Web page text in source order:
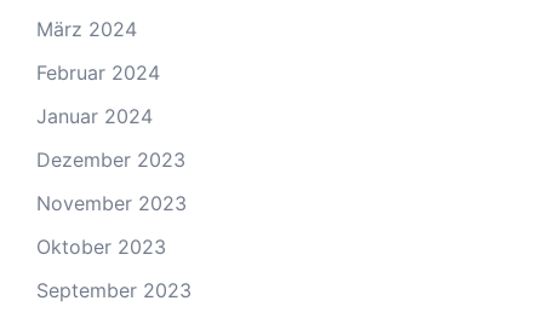
März 2024
Februar 2024
Januar 2024
Dezember 2023
November 2023
Oktober 2023
September 2023